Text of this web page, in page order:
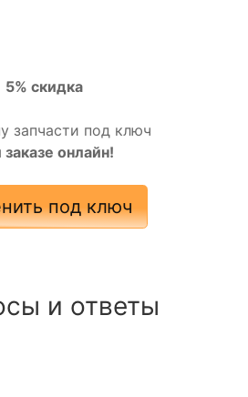
5% скидка
запчасти под ключ
заказе онлайн!
под ключ
и ответы